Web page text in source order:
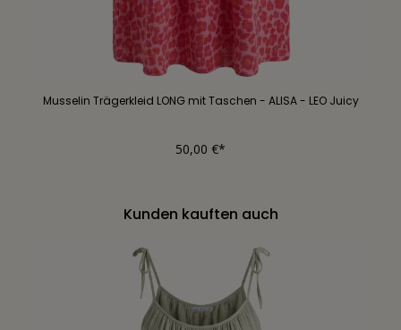
Musselin Trägerkleid LONG mit Taschen - ALISA - LEO Juicy
50,00 €*
Kunden kauften auch